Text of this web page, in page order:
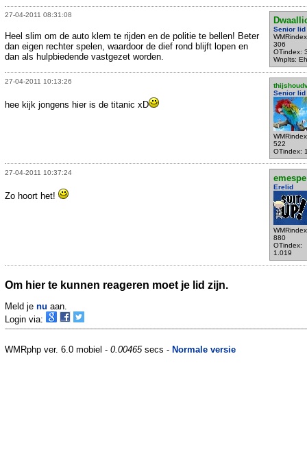
27-04-2011 08:31:08
Senior lid
306
OTindex:
Wnplts:
Heel slim om de auto klem te rijden en de politie te bellen! Beter
dan eigen rechter spelen, waardoor de dief rond blijft lopen en
dan als hulpbiedende vastgezet worden.
27-04-2011 10:13:26
Senior lid
522
OTindex:
hee kijk jongens hier is de titanic xD
27-04-2011 10:37:24
emespe
Erelid
880
OTindex:
1.019
Zo hoort het!
Om hier te kunnen reageren moet je lid zijn.
Meld je nu aan.
Login via:
WMRphp ver. 6.0 mobiel - 0.00465secs - Normale versie